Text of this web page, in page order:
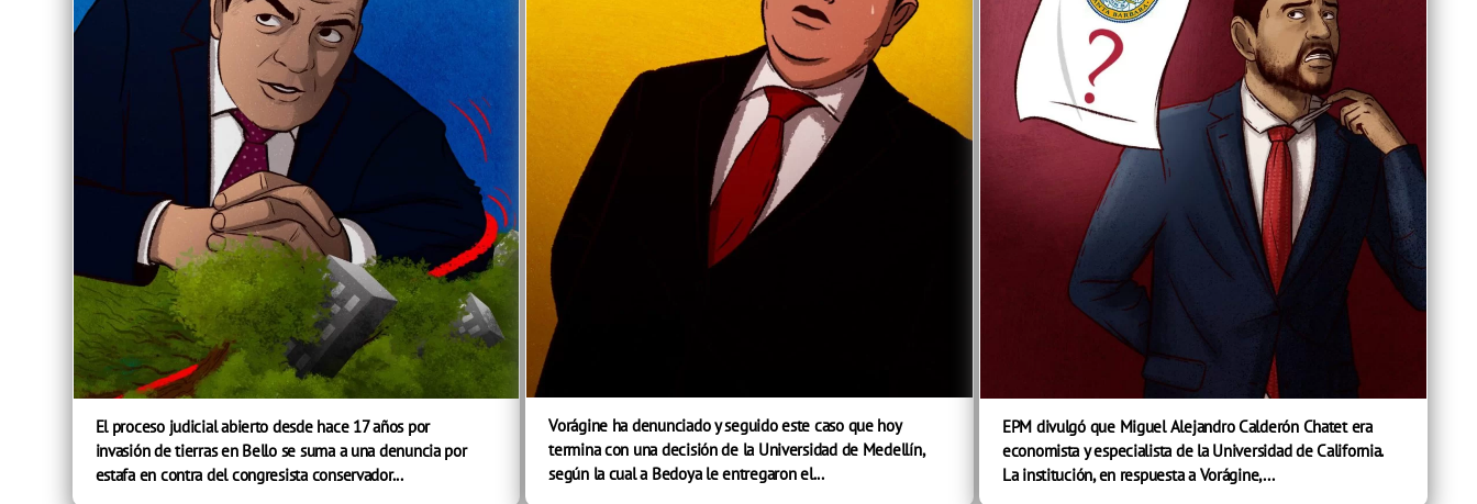
El proceso judicial abierto desde hace 17 años por
invasión de tierras en Bello se suma a una denuncia por
estafa en contra del congresista conservador...
Vorágine ha denunciado y seguido este caso que hoy
termina con una decisión de la Universidad de Medellín,
según la cual a Bedoya le entregaron el...
EPM divulgó que Miguel Alejandro Calderón Chatet era
economista y especialista de la Universidad de California.
La institución, en respuesta a Vorágine,...